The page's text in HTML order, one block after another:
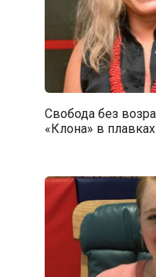
Свобода без
«Клона» в